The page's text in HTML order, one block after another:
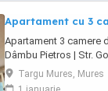
Apartament cu 3
Apartament 3 camere
Dâmbu Pietros | Str.
spre vânzare
decomandate, situat în
Targu Mures, Mures